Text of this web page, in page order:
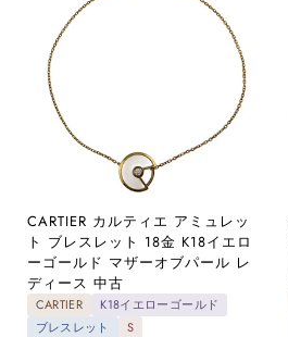
CARTIER カルティエ アミュレッ
ト ブレスレット 18金 K18イエロ
ーゴールド マザーオブパール レ
ディース 中古
CARTIER
K18イエローゴールド
ブレスレット
S